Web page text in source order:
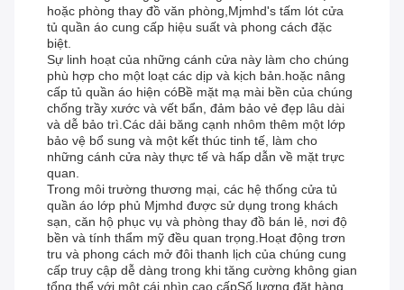
hoặc phòng thay đồ văn phòng,Mjmhd's tấm lót cửa
tủ quần áo cung cấp hiệu suất và phong cách đặc
biệt.
Sự linh hoạt của những cánh cửa này làm cho chúng
phù hợp cho một loạt các dịp và kịch bản.hoặc nâng
cấp tủ quần áo hiện cóBề mặt mạ mài bền của chúng
chống trầy xước và vết bẩn, đảm bảo vẻ đẹp lâu dài
và dễ bảo trì.Các dải băng cạnh nhôm thêm một lớp
bảo vệ bổ sung và một kết thúc tinh tế, làm cho
những cánh cửa này thực tế và hấp dẫn về mặt trực
quan.
Trong môi trường thương mại, các hệ thống cửa tủ
quần áo lớp phủ Mjmhd được sử dụng trong khách
sạn, căn hộ phục vụ và phòng thay đồ bán lẻ, nơi độ
bền và tính thẩm mỹ đều quan trọng.Hoạt động trơn
tru và phong cách mở đôi thanh lịch của chúng cung
cấp truy cập dễ dàng trong khi tăng cường không gian
tổng thể với một cái nhìn cao cấpSố lượng đặt hàng